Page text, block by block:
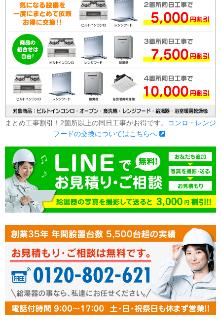
まとめ工事割引！2箇所以上の同日工事がお得です。
コンロ・レンジ
フードの交換についてはこちらへ